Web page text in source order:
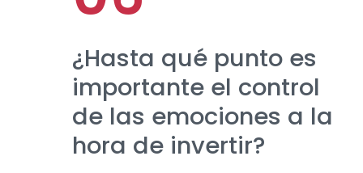
¿Hasta qué punto es
importante el control
de las emociones a la
hora de invertir?